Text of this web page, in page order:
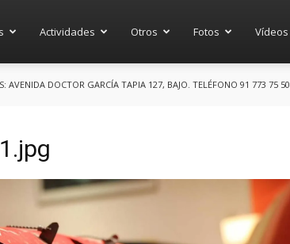
Actividades Otros Fotos Vídeos
AVENIDA DOCTOR GARCÍA TAPIA 127, BAJO. TELÉFONO 91 773 75 50